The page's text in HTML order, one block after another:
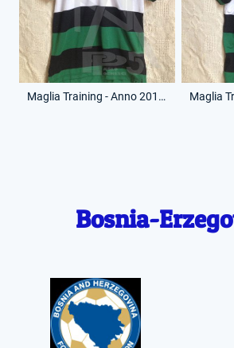
Maglia Training - Anno 2014 - (Fronte)
Bosnia-